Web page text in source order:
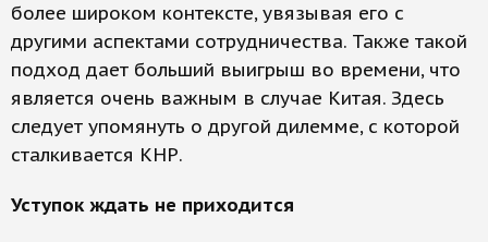
более широком контексте, увязывая его с
другими аспектами сотрудничества. Также такой
подход дает больший выигрыш во времени, что
является очень важным в случае Китая. Здесь
следует упомянуть о другой дилемме, с которой
сталкивается КНР.
Уступок ждать не приходится